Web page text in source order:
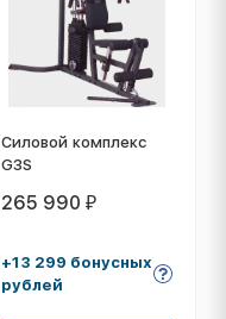
Силовой комплекс
G3S
265 990 ₽
+13 299 бонусных
рублей